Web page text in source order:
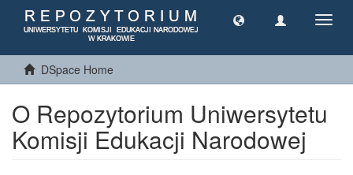
DSpace Home
O Repozytorium Uniwersytetu
Komisji Edukacji Narodowej